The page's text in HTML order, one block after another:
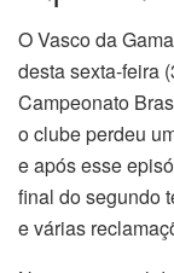
O Vasco da
desta sexta-feira
Campeonato
o clube perdeu
e após esse
final do segundo
e várias